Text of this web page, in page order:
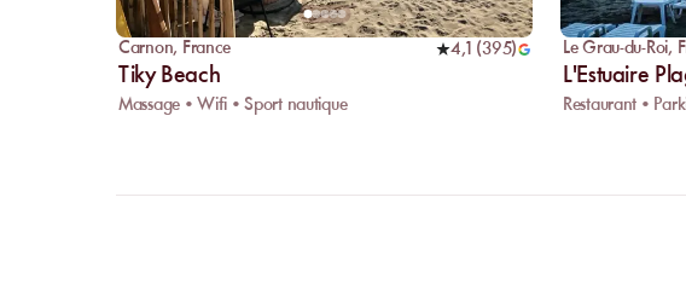
Carnon, France 4,1 (395)
Tiky Beach
Massage • Wifi • Sport nautique
Le Grau-du-Roi,
L'Estuaire
Restaurant •